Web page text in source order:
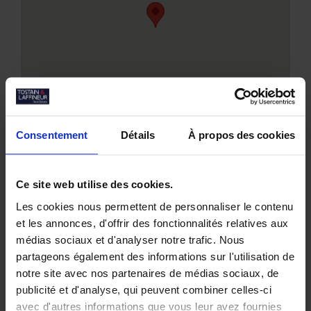
Consentement Détails À propos des cookies
Ce site web utilise des cookies.
Les cookies nous permettent de personnaliser le contenu
et les annonces, d'offrir des fonctionnalités relatives aux
médias sociaux et d'analyser notre trafic. Nous
partageons également des informations sur l'utilisation de
notre site avec nos partenaires de médias sociaux, de
publicité et d'analyse, qui peuvent combiner celles-ci
avec d'autres informations que vous leur avez fournies
Nos biens similaires